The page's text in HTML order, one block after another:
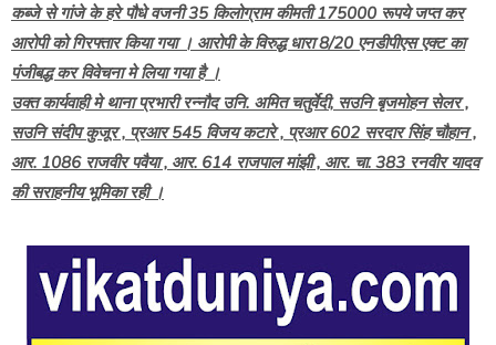
कब्जे से गांजे के हरे पौधे वजनी 35 किलोग्राम कीमती 175000 रूपये जप्त कर
आरोपी को गिरफ्तार किया गया । आरोपी के विरुद्ध धारा 8/20 एनडीपीएस एक्ट का
पंजीबद्ध कर विवेचना मे लिया गया है ।
उक्त कार्यवाही मे थाना प्रभारी रन्नौद उनि. अमित चतुर्वेदी, सउनि बृजमोहन सेलर ,
सउनि संदीप कुजूर , प्रआर 545 विजय कटारे , प्रआर 602 सरदार सिंह चौहान ,
आर. 1086 राजवीर पवैया , आर. 614 राजपाल मांझी , आर. चा. 383 रनवीर यादव
की सराहनीय भूमिका रही ।